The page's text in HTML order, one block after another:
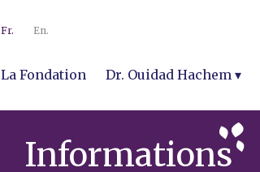
Fr. En.
La Fondation Dr. Ouidad Hachem
Informations